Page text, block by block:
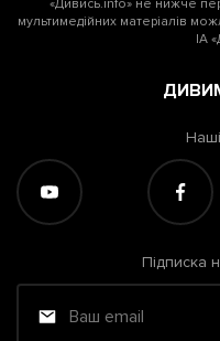
«Дивись.info» не нижче
мультимедійних матеріалів
ІА
Підписка